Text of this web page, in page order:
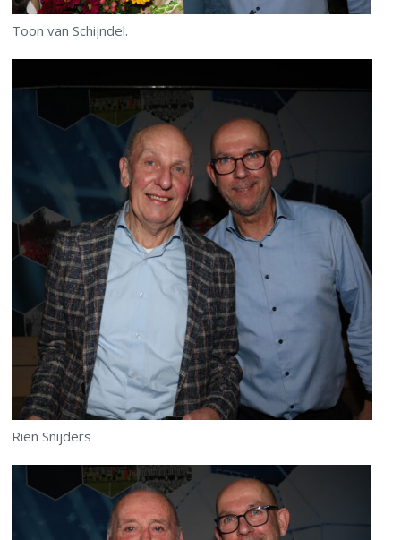
Toon van Schijndel.
Rien Snijders